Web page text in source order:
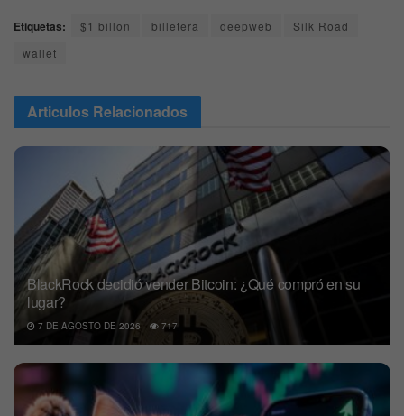
Etiquetas: $1 billon billetera deepweb
Silk Road
wallet
Articulos Relacionados
BlackRock decidió vender Bitcoin: ¿Qué compró en su
lugar?
7 DE AGOSTO DE 2026 717